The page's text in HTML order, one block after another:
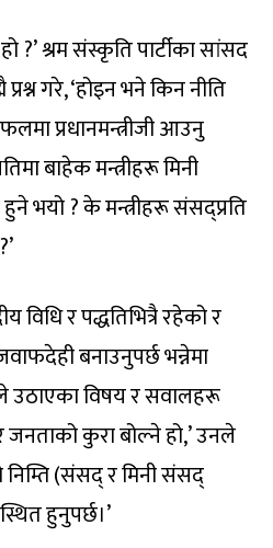
?’ श्रम संस्कृति पार्टीका सांसद
गरे, ‘होइन भने किन नीति
प्रधानमन्त्रीजी आउनु
बाहेक मन्त्रीहरू मिनी
भयो ? के मन्त्रीहरू संसद्प्रति
र पद्धतिभित्रै रहेको र
बनाउनुपर्छ भन्नेमा
उठाएका विषय र सवालहरू
जनताको कुरा बोल्ने हो,’ उनले
(संसद् र मिनी संसद्
हुनुपर्छ।’